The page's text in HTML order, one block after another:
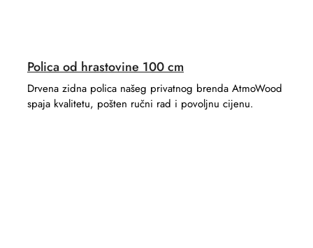
Polica od hrastovine 100 cm
Drvena zidna polica našeg privatnog brenda AtmoWood
spaja kvalitetu, pošten ručni rad i povoljnu cijenu.